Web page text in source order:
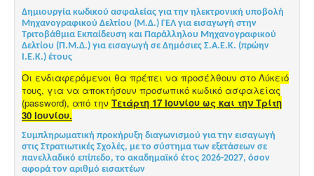
Δημιουργία κωδικού ασφαλείας για την ηλεκτρονική υποβολή
Μηχανογραφικού Δελτίου (Μ.Δ.) ΓΕΛ για εισαγωγή στην
Τριτοβάθμια Εκπαίδευση και Παράλληλου Μηχανογραφικού
Δελτίου (Π.Μ.Δ.) για εισαγωγή σε Δημόσιες Σ.Α.Ε.Κ. (πρώην
Ι.Ε.Κ.) έτους
Οι ενδιαφερόμενοι θα πρέπει να προσέλθουν στο Λύκειό
τους, για να αποκτήσουν προσωπικό κωδικό ασφαλείας
(password), από την Τετάρτη 17 Ιουνίου ως και την Τρίτη
30 Ιουνίου.
Συμπληρωματική προκήρυξη διαγωνισμού για την εισαγωγή
στις Στρατιωτικές Σχολές, με το σύστημα των εξετάσεων σε
πανελλαδικό επίπεδο, το ακαδημαϊκό έτος 2026-2027, όσον
αφορά τον αριθμό εισακτέων